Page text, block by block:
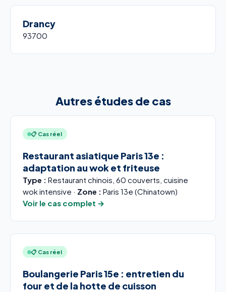
Drancy
93700
Autres études de cas
📋 Cas réel
Restaurant asiatique Paris 13e :
adaptation au wok et friteuse
Type : Restaurant chinois, 60 couverts, cuisine
wok intensive · Zone : Paris 13e (Chinatown)
Voir le cas complet →
📋 Cas réel
Boulangerie Paris 15e : entretien du
four et de la hotte de cuisson